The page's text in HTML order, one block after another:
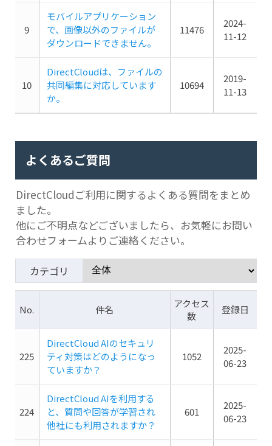
9
モバイルアプリケーション
で、画像以外のファイルが
ダウンロードできません。
11476
2024-
11-12
10
DirectCloudは、ファイルの
共同編集に対応しています
か。
10694
2019-
11-13
よくあるご質問
DirectCloudご利用に関するよくある質問をまとめ
ました。
他にご不明点などございましたら、お気軽にお問い
合わせフォームよりご連絡ください。
カテゴリ
No. 件名
アクセス
数
登録日
225
DirectCloud AIのセキュリ
ティ対策はどのようになっ
ていますか？
1052
2025-
06-23
224
DirectCloud AIを利用する
と、質問や回答が学習され
他社にも利用されますか？
601
2025-
06-23